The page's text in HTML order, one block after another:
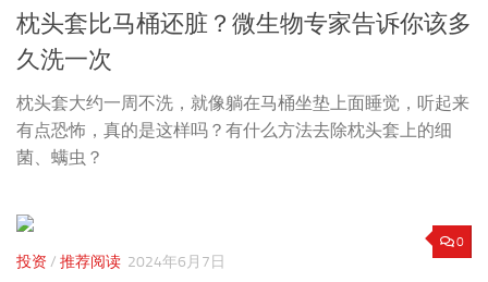
枕头套比马桶还脏？微生物专家告诉你该多
久洗一次
枕头套大约一周不洗，就像躺在马桶坐垫上面睡觉，听起来
有点恐怖，真的是这样吗？有什么方法去除枕头套上的细
菌、螨虫？
0
投资 / 推荐阅读 2024年6月7日